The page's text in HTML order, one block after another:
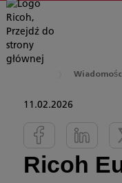
11.02.2026
Ricoh